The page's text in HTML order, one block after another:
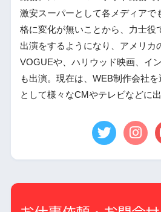
激安スーパーとして各メディアで
格に変化が無いことから、力士役
出演をするようになり、アメリカ
VOGUEや、ハリウッド映画、イ
も出演。現在は、WEB制作会社
として様々なCMやテレビなどに出